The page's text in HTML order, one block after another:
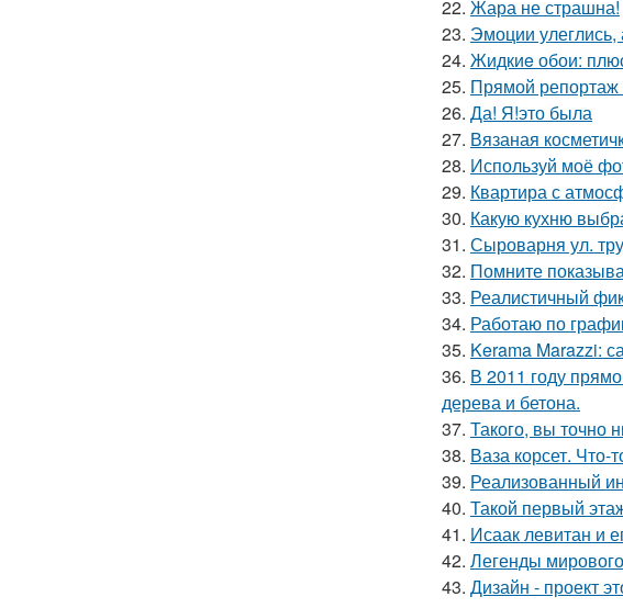
22. Жара не страшна!
23. Эмоции улеглись,
24. Жидкиe обои:
25. Прямой репортаж
26. Да! Я!это была
27. Вязаная
28. Используй моё
29. Квартира с
30. Какую кухню
31. Сыроварня ул.
32. Помните
33. Реалистичный
34. Работаю по
35. Kerama Marazzi:
36. В 2011 году
дерева и бетона.
37. Такого, вы точно
38. Ваза корсет. Что-
39. Реализованный
40. Такой первый
41. Исаак левитан и
42. Легенды
43. Дизайн - проект